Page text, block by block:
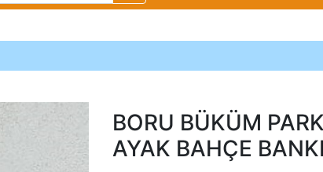
BORU BÜKÜM
AYAK BAHÇE BANKI